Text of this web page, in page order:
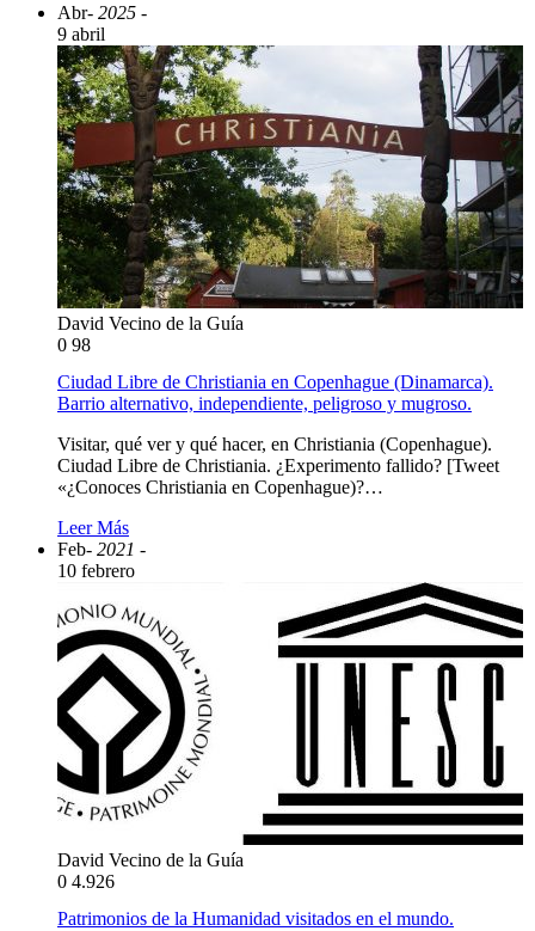
Abr- 2025 -
9 abril
David Vecino de la Guía
0 98
Ciudad Libre de Christiania en Copenhague (Dinamarca).
Barrio alternativo, independiente, peligroso y mugroso.
Visitar, qué ver y qué hacer, en Christiania (Copenhague).
Ciudad Libre de Christiania. ¿Experimento fallido? [Tweet
«¿Conoces Christiania en Copenhague)?…
Leer Más
Feb- 2021 -
10 febrero
David Vecino de la Guía
0 4.926
Patrimonios de la Humanidad visitados en el mundo.